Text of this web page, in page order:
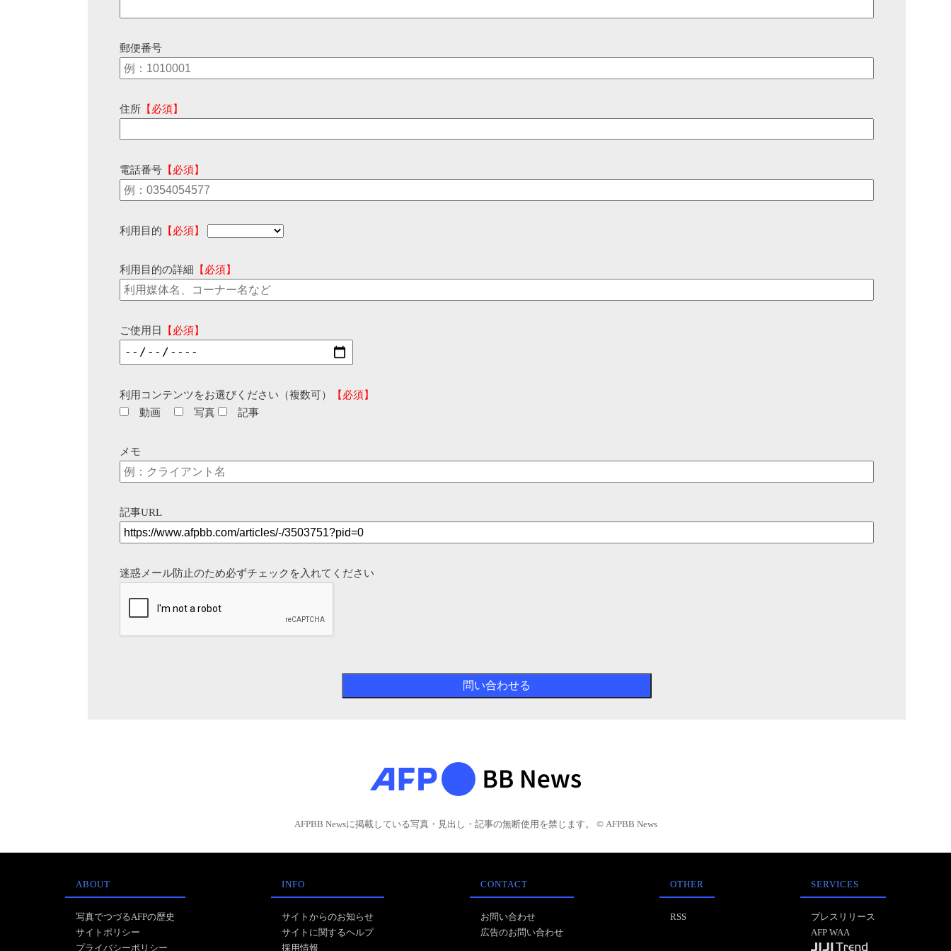
郵便番号
住所 【必須】
電話番号 【必須】
利用目的 【必須】
利用目的の詳細 【必須】
ご使用日 【必須】
利用コンテンツをお選びください（複数可）
【必須】
動画
写真 記事
メモ
記事URL
迷惑メール防止のため必ずチェックを入れてください
AFPBB Newsに掲載している写真・見出し・記事の無断使用を禁じます。 © AFPBB News
ABOUT
写真でつづるAFPの歴史
サイトポリシー
プライバシーポリシー
INFO
サイトからのお知らせ
サイトに関するヘルプ
採用情報
CONTACT
お問い合わせ
広告のお問い合わせ
OTHER
RSS
SERVICES
プレスリリース
AFP WAA